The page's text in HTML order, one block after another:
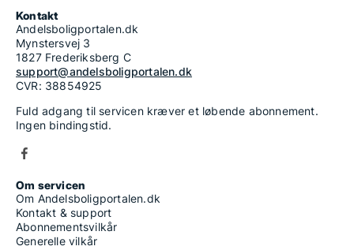
Kontakt
Andelsboligportalen.dk
Mynstersvej 3
1827 Frederiksberg C
support@andelsboligportalen.dk
CVR: 38854925
Fuld adgang til servicen kræver et løbende abonnement.
Ingen bindingstid.
Om servicen
Om Andelsboligportalen.dk
Kontakt & support
Abonnementsvilkår
Generelle vilkår